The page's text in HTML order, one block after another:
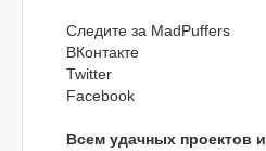
Следите за MadPuffers
ВКонтакте
Twitter
Facebook
Всем удачных проектов